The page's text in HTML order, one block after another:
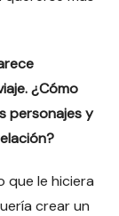
¿Cómo
personajes y
que le hiciera
crear un